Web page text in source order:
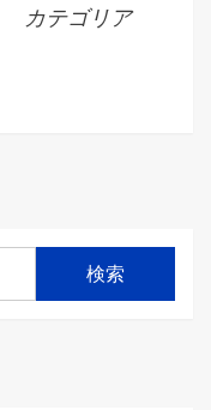
カテゴリア
検索